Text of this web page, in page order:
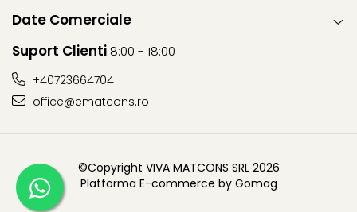
Date Comerciale
Suport Clienti 8:00 - 18:00
+40723664704
office@ematcons.ro
©Copyright VIVA MATCONS SRL 2026
Platforma E-commerce by Gomag